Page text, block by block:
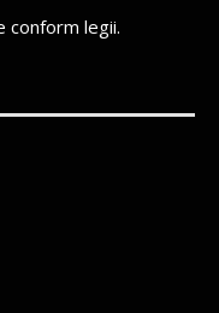
conform legii.